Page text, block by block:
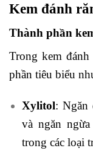
Kem đánh
Thành phần
Trong kem
phần tiêu biểu
Xylitol: Ngăn
và ngăn
trong các loại